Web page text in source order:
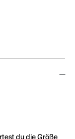
du die Größe